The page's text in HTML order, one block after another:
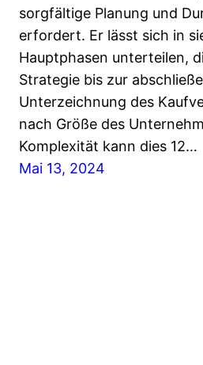
sorgfältige Planung und
erfordert. Er lässt sich in
Hauptphasen unterteilen,
Strategie bis zur
Unterzeichnung des
nach Größe des
Komplexität kann dies 12…
Mai 13, 2024